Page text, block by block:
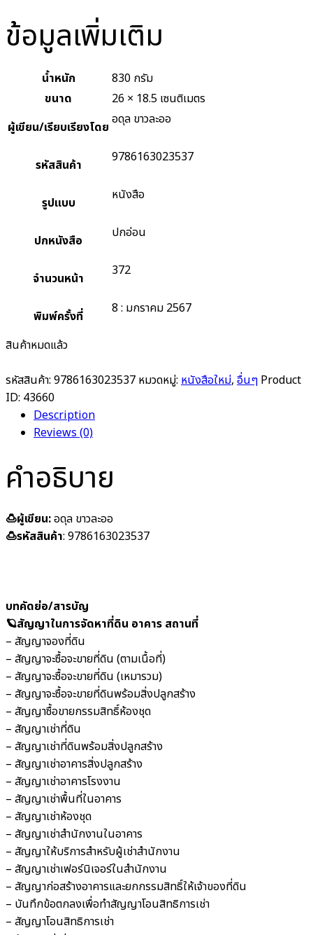
ข้อมูลเพิ่มเติม
น้ำหนัก
830 กรัม
ขนาด
26 × 18.5 เซนติเมตร
ผู้เขียน/เรียบเรียงโดย อดุล ขาวละออ
รหัสสินค้า 9786163023537
รูปแบบ หนังสือ
ปกหนังสือ ปกอ่อน
จำนวนหน้า 372
พิมพ์ครั้งที่ 8 : มกราคม 2567
สินค้าหมดแล้ว
รหัสสินค้า: 9786163023537 หมวดหมู่: หนังสือใหม่, อื่นๆ Product
ID: 43660
Description
Reviews (0)
คำอธิบาย
🍮ผู้เขียน:อดุล ขาวละออ
🍮รหัสสินค้า: 9786163023537
บทคัดย่อ/สารบัญ
🪐สัญญาในการจัดหาที่ดิน อาคาร สถานที่
– สัญญาจองที่ดิน
– สัญญาจะซื้อจะขายที่ดิน (ตามเนื้อที่)
– สัญญาจะซื้อจะขายที่ดิน (เหมารวม)
– สัญญาจะซื้อจะขายที่ดินพร้อมสิ่งปลูกสร้าง
– สัญญาซื้อขายกรรมสิทธิ์ห้องชุด
– สัญญาเช่าที่ดิน
– สัญญาเช่าที่ดินพร้อมสิ่งปลูกสร้าง
– สัญญาเช่าอาคารสิ่งปลูกสร้าง
– สัญญาเช่าอาคารโรงงาน
– สัญญาเช่าพื้นที่ในอาคาร
– สัญญาเช่าห้องชุด
– สัญญาเช่าสำนักงานในอาคาร
– สัญญาให้บริการสำหรับผู้เช่าสำนักงาน
– สัญญาเช่าเฟอร์นิเจอร์ในสำนักงาน
– สัญญาก่อสร้างอาคารและยกกรรมสิทธิ์ให้เจ้าของที่ดิน
– บันทึกข้อตกลงเพื่อทำสัญญาโอนสิทธิการเช่า
– สัญญาโอนสิทธิการเช่า